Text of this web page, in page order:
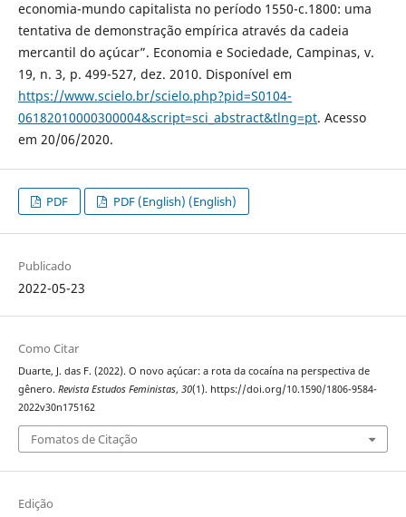
economia-mundo capitalista no período 1550-c.1800: uma
tentativa de demonstração empírica através da cadeia
mercantil do açúcar”. Economia e Sociedade, Campinas, v.
19, n. 3, p. 499-527, dez. 2010. Disponível em
https://www.scielo.br/scielo.php?pid=S0104-
06182010000300004&script=sci_abstract&tlng=pt. Acesso
em 20/06/2020.
PDF PDF (English) (English)
Publicado
2022-05-23
Como Citar
Duarte, J. das F. (2022). O novo açúcar: a rota da cocaína na perspectiva de
gênero. Revista Estudos Feministas, 30(1). https://doi.org/10.1590/1806-9584-
2022v30n175162
Fomatos de Citação
Edição